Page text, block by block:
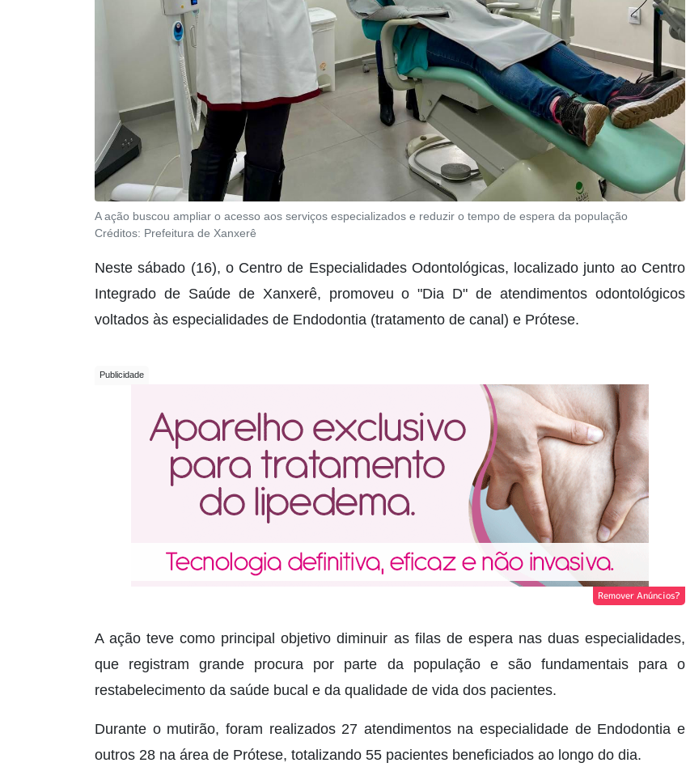
A ação buscou ampliar o acesso aos serviços especializados e reduzir o tempo de espera da população
Créditos: Prefeitura de Xanxerê
Neste sábado (16), o Centro de Especialidades Odontológicas, localizado junto ao Centro
Integrado de Saúde de Xanxerê, promoveu o "Dia D" de atendimentos odontológicos
voltados às especialidades de Endodontia (tratamento de canal) e Prótese.
Remover Anúncios?
A ação teve como principal objetivo diminuir as filas de espera nas duas especialidades,
que registram grande procura por parte da população e são fundamentais para o
restabelecimento da saúde bucal e da qualidade de vida dos pacientes.
Durante o mutirão, foram realizados 27 atendimentos na especialidade de Endodontia e
outros 28 na área de Prótese, totalizando 55 pacientes beneficiados ao longo do dia.